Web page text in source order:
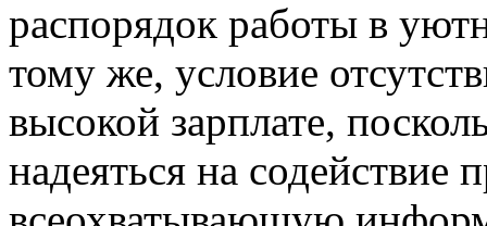
распорядок работы в
тому же, условие
высокой зарплате,
надеяться на содействие